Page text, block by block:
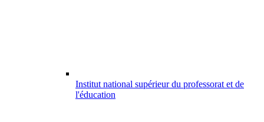
Institut national supérieur du professorat et de
l'éducation